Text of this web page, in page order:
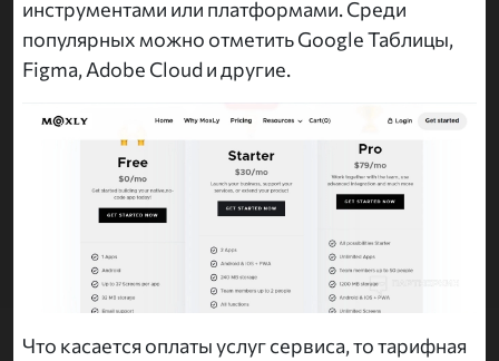
инструментами или платформами. Среди
популярных можно отметить Google Таблицы,
Figma, Adobe Cloud и другие.
Что касается оплаты услуг сервиса, то тарифная